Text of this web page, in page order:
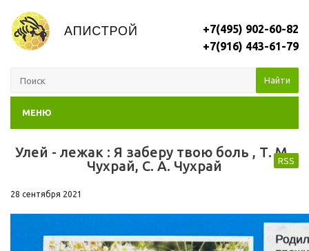
+7(495) 902-60-82
+7(916) 443-61-79
Найти
МЕНЮ
Улей - лежак : Я заберу твою боль , Т. М .
Чухрай, С. А. Чухрай
RSS
28 сентября 2021